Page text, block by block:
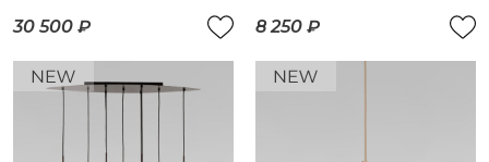
30 500 ₽ 8 250 ₽